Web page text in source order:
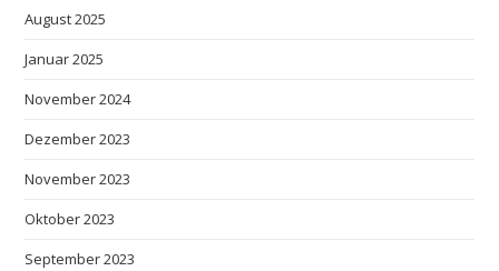
August 2025
Januar 2025
November 2024
Dezember 2023
November 2023
Oktober 2023
September 2023